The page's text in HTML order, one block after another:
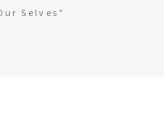
Selves"